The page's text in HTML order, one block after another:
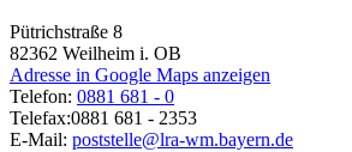
Pütrichstraße 8
82362 Weilheim i. OB
Adresse in Google Maps anzeigen
Telefon: 0881 681 - 0
Telefax:0881 681 - 2353
E-Mail: poststelle@lra-wm.bayern.de